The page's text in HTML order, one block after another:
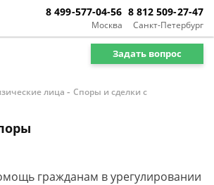
Москва
8 499-577-04-56
Санкт-Петербург
8 812 509-27-47
Задать вопрос
лица - Споры и сделки с
гражданам в урегулировании